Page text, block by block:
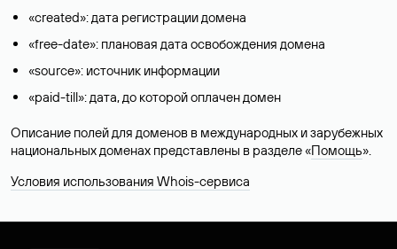
«created»: дата регистрации домена
«free-date»: плановая дата освобождения домена
«source»: источник информации
«paid-till»: дата, до которой оплачен домен
Описание полей для доменов в международных и зарубежных
национальных доменах представлены в разделе «Помощь».
Условия использования Whois-сервиса